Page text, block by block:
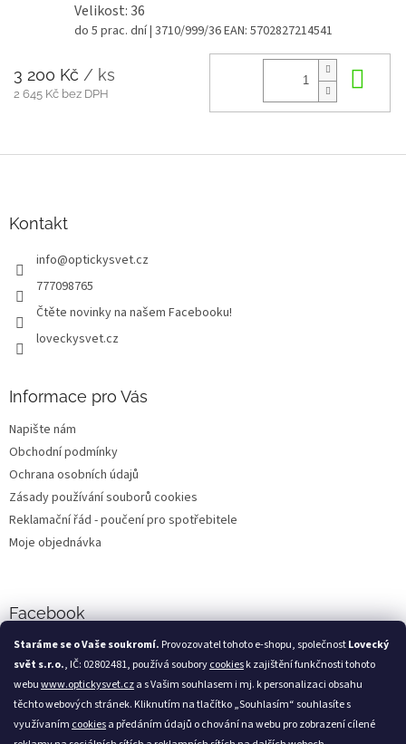
Staráme se o Vaše soukromí. Provozovatel tohoto e-shopu, společnostLovecký
svět s.r.o., IČ: 02802481, používá souborycookiesk zajištění funkčnosti tohoto
webuwww.optickysvet.cza s Vašim souhlasem i mj. k personalizaci obsahu
těchto webových stránek. Kliknutím na tlačítko „Souhlasím“ souhlasíte s
využívaním cookiesa předáním údajů o chování na webu pro zobrazení cílené
Velikost: 36
do 5 prac. dní| 3710/999/36EAN: 5702827214541
3 200 Kč / ks
2 645 Kč bez DPH
Kontakt
info@optickysvet.cz
777098765
Čtěte novinky na našem Facebooku!
loveckysvet.cz
Informace pro Vás
Napište nám
Obchodní podmínky
Ochrana osobních údajů
Zásady používání souborů cookies
Reklamační řád - poučení pro spotřebitele
Moje objednávka
Facebook
Loveckýsvět.cz